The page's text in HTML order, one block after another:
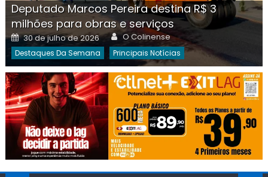
Deputado Marcos Pereira destina R$ 3
milhões para obras e serviços
Posted
on
30 de julho de 2026 Author
O Colinense
Destaques Da Semana Principais Notícias